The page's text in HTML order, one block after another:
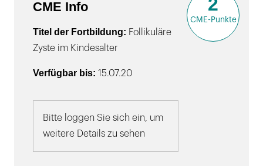
CME Info
Titel der Fortbildung: Follikuläre
Zyste im Kindesalter
Verfügbar bis: 15.07.20
Bitte loggen Sie sich ein, um
weitere Details zu sehen
2
CME-Punkte